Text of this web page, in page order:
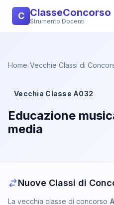
C ClasseConcorso
Strumento Docenti
Home/Vecchie Classi di
Vecchia Classe A032
Educazione
media
Nuove Classi di
La vecchia classe di concorso